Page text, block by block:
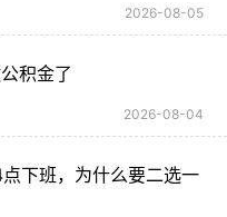
2026-08-05
积金了
2026-08-04
下班，为什么要二选一